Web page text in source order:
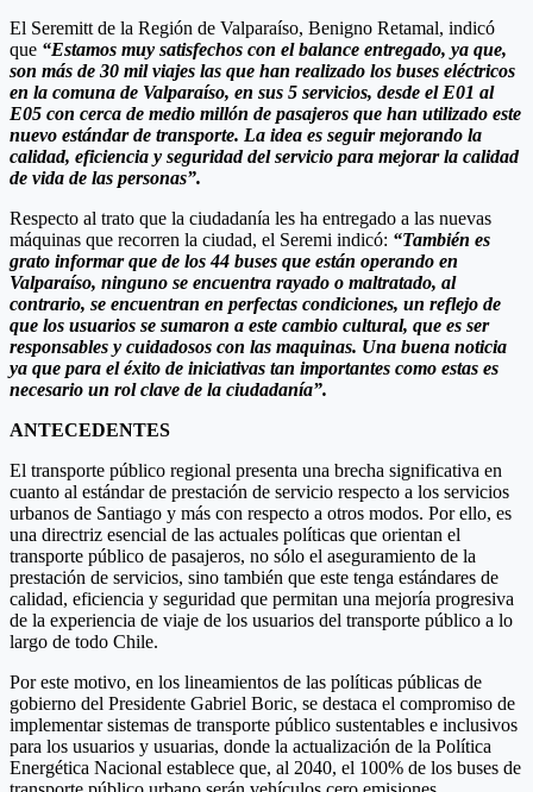
El Seremitt de la Región de Valparaíso, Benigno Retamal, indicó
que “Estamos muy satisfechos con el balance entregado, ya que,
son más de 30 mil viajes las que han realizado los buses eléctricos
en la comuna de Valparaíso, en sus 5 servicios, desde el E01 al
E05 con cerca de medio millón de pasajeros que han utilizado este
nuevo estándar de transporte. La idea es seguir mejorando la
calidad, eficiencia y seguridad del servicio para mejorar la calidad
de vida de las personas”.
Respecto al trato que la ciudadanía les ha entregado a las nuevas
máquinas que recorren la ciudad, el Seremi indicó: “También es
grato informar que de los 44 buses que están operando en
Valparaíso, ninguno se encuentra rayado o maltratado, al
contrario, se encuentran en perfectas condiciones, un reflejo de
que los usuarios se sumaron a este cambio cultural, que es ser
responsables y cuidadosos con las maquinas. Una buena noticia
ya que para el éxito de iniciativas tan importantes como estas es
necesario un rol clave de la ciudadanía”.
ANTECEDENTES
El transporte público regional presenta una brecha significativa en
cuanto al estándar de prestación de servicio respecto a los servicios
urbanos de Santiago y más con respecto a otros modos. Por ello, es
una directriz esencial de las actuales políticas que orientan el
transporte público de pasajeros, no sólo el aseguramiento de la
prestación de servicios, sino también que este tenga estándares de
calidad, eficiencia y seguridad que permitan una mejoría progresiva
de la experiencia de viaje de los usuarios del transporte público a lo
largo de todo Chile.
Por este motivo, en los lineamientos de las políticas públicas de
gobierno del Presidente Gabriel Boric, se destaca el compromiso de
implementar sistemas de transporte público sustentables e inclusivos
para los usuarios y usuarias, donde la actualización de la Política
Energética Nacional establece que, al 2040, el 100% de los buses de